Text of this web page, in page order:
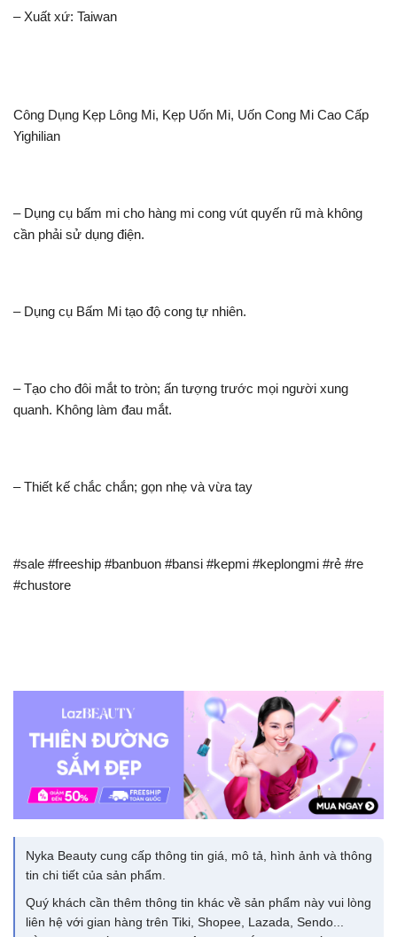
– Xuất xứ: Taiwan
Công Dụng Kẹp Lông Mi, Kẹp Uốn Mi, Uốn Cong Mi Cao Cấp
Yighilian
– Dụng cụ bấm mi cho hàng mi cong vút quyến rũ mà không
cần phải sử dụng điện.
– Dụng cụ Bấm Mi tạo độ cong tự nhiên.
– Tạo cho đôi mắt to tròn; ấn tượng trước mọi người xung
quanh. Không làm đau mắt.
– Thiết kế chắc chắn; gọn nhẹ và vừa tay
#sale #freeship #banbuon #bansi #kepmi #keplongmi #rẻ #re
#chustore
Nyka Beauty cung cấp thông tin giá, mô tả, hình ảnh và thông
tin chi tiết của sản phẩm.
Quý khách cần thêm thông tin khác về sản phẩm này vui lòng
liên hệ với gian hàng trên Tiki, Shopee, Lazada, Sendo...